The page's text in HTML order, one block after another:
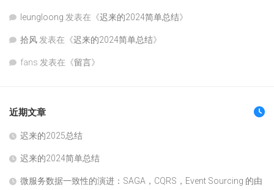
leungloong 发表在《迟来的2024简单总结》
拾风 发表在《迟来的2024简单总结》
fans 发表在《留言》
近期文章
迟来的2025总结
迟来的2024简单总结
微服务数据一致性的演进：SAGA，CQRS，Event Sourcing 的由